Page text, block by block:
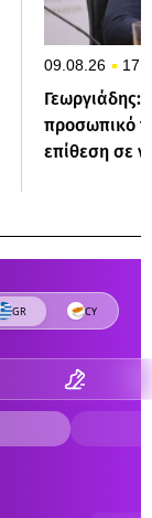
09.08.26
Γεωργιάδης:
προσωπικό
επίθεση σε